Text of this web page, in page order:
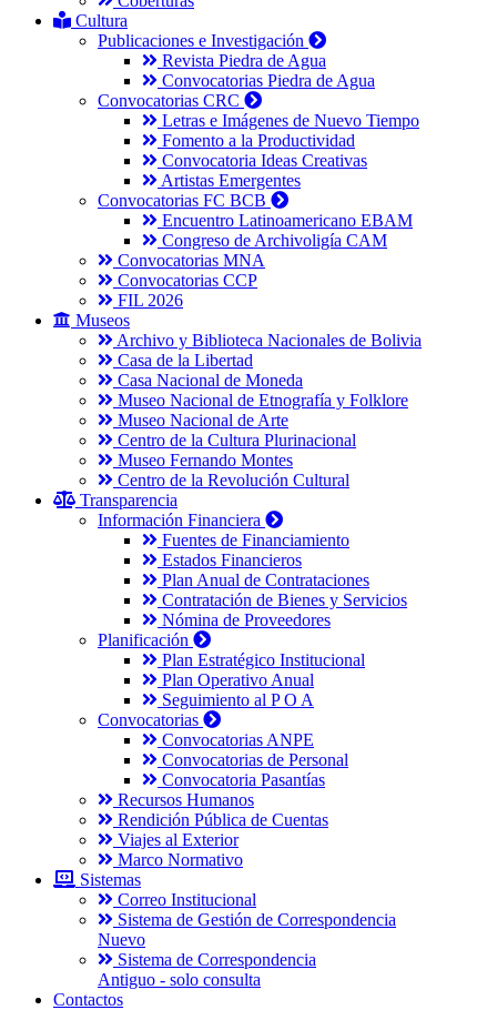
Cultura
Publicaciones e Investigación
Revista Piedra de Agua
Convocatorias Piedra de Agua
Convocatorias CRC
Letras e Imágenes de Nuevo Tiempo
Fomento a la Productividad
Convocatoria Ideas Creativas
Artistas Emergentes
Convocatorias FC BCB
Encuentro Latinoamericano EBAM
Congreso de Archivoligía CAM
Convocatorias MNA
Convocatorias CCP
FIL 2026
Museos
Archivo y Biblioteca Nacionales de Bolivia
Casa de la Libertad
Casa Nacional de Moneda
Museo Nacional de Etnografía y Folklore
Museo Nacional de Arte
Centro de la Cultura Plurinacional
Museo Fernando Montes
Centro de la Revolución Cultural
Transparencia
Información Financiera
Fuentes de Financiamiento
Estados Financieros
Plan Anual de Contrataciones
Contratación de Bienes y Servicios
Nómina de Proveedores
Planificación
Plan Estratégico Institucional
Plan Operativo Anual
Seguimiento al P O A
Convocatorias
Convocatorias ANPE
Convocatorias de Personal
Convocatoria Pasantías
Recursos Humanos
Rendición Pública de Cuentas
Viajes al Exterior
Marco Normativo
Sistemas
Correo Institucional
Sistema de Gestión de Correspondencia
Nuevo
Sistema de Correspondencia
Antiguo - solo consulta
Contactos